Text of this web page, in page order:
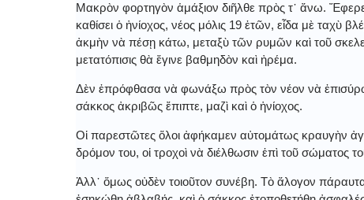
Μακρὸν φορτηγὸν ἁμάξιον διῆλθε πρὸς τ᾿ ἄνω.
καθίσει ὁ ἡνίοχος, νέος μόλις 19 ἐτῶν, εἶδα μὲ ταχὺ
ἀκμὴν νὰ πέσῃ κάτω, μεταξὺ τῶν ρυμῶν καὶ τοῦ
μετατόπισις θὰ ἔγινε βαθμηδὸν καὶ ἠρέμα.
Δὲν ἐπρόφθασα νὰ φωνάξω πρὸς τὸν νέον νὰ ἐπισύρω
σάκκος ἀκριβῶς ἔπιπτε, μαζὶ καὶ ὁ ἡνίοχος.
Οἱ παρεστῶτες ὅλοι ἀφήκαμεν αὐτομάτως κραυγὴν
δρόμον του, οἱ τροχοὶ νὰ διέλθωσιν ἐπὶ τοῦ σώματος
Ἀλλ᾿ ὅμως οὐδὲν τοιοῦτον συνέβη. Τὸ ἄλογον